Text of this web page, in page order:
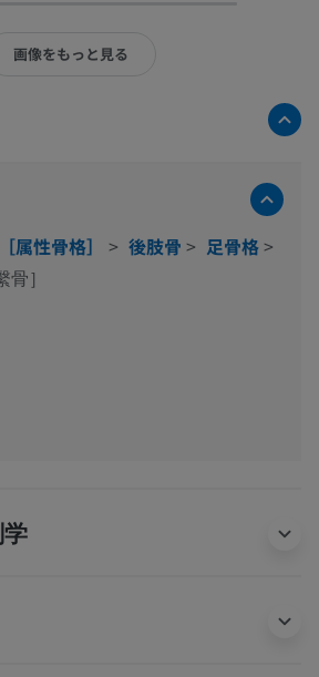
画像をもっと見る
属性骨格］ > 後肢骨 > 足骨格>
骨］